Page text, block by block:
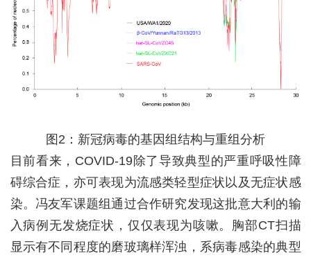
图 2 ：新冠病毒的基因组结构与重组分析
目前看来， COVID-19除了导致典型的严重呼吸性障
碍综合症，亦可表现为流感类轻型症状以及无症状感
染。冯友军课题组通过合作研究发现这批意大利的输
入病例无发烧症状，仅仅表现为咳嗽。胸部CT扫描
显示有不同程度的磨玻璃样浑浊，系病毒感染的典型